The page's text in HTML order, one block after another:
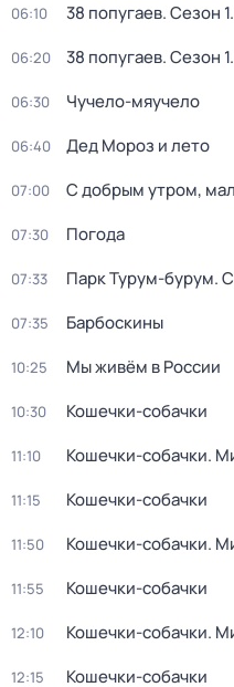
06:10 38 попугаев. Сезон 1
06:20 38 попугаев. Сезон 1
06:30 Чучело-мяучело
06:40 Дед Мороз и лето
07:00 С добрым утром,
07:30 Погода
07:33 Парк Турум-бурум.
07:35 Барбоскины
10:25 Мы живём в России
10:30 Кошечки-собачки
11:10 Кошечки-собачки.
11:15 Кошечки-собачки
11:50 Кошечки-собачки.
11:55 Кошечки-собачки
12:10 Кошечки-собачки.
12:15 Кошечки-собачки